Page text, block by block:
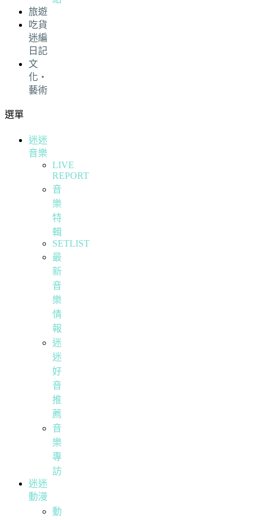
旅遊
吃貨
迷編
日記
文
化・
藝術
選單
迷迷
音樂
LIVE
REPORT
音
樂
特
輯
SETLIST
最
新
音
樂
情
報
迷
迷
好
音
推
薦
音
樂
專
訪
迷迷
動漫
動